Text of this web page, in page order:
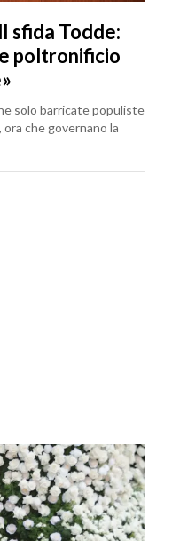
sfida Todde:
poltronificio
solo barricate populiste
che governano la